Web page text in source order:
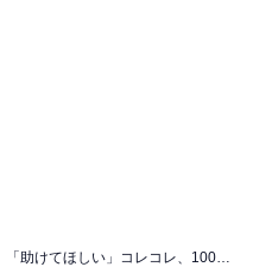
「助けてほしい」コレコレ、100万円のパソコン破損で配信の危機?! 「ついに暴露してきたYouTuberの呪いきたか」